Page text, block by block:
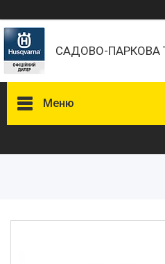
САДОВО-ПАРКОВА
Меню